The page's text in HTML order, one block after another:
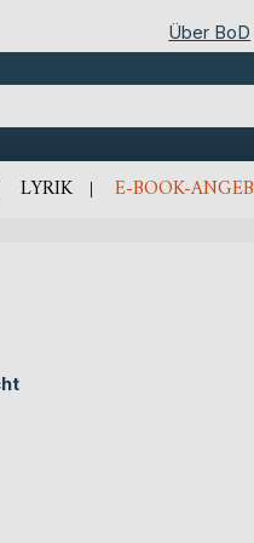
Über BoD
LYRIK E-BOOK-